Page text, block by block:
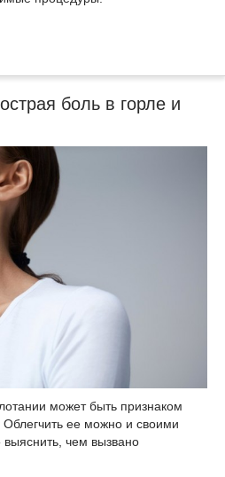
боль в горле и
может быть признаком
ее можно и своими
чем вызвано